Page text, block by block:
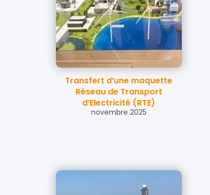
Transfert d’une maquette
Réseau de Transport
d’Electricité (RTE)
novembre 2025